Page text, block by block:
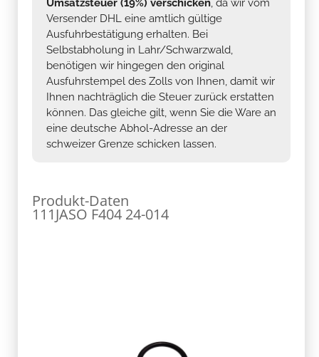
Umsatzsteuer (19%) verschicken, da wir vom
Versender DHL eine amtlich gültige
Ausfuhrbestätigung erhalten. Bei
Selbstabholung in Lahr/Schwarzwald,
benötigen wir hingegen den original
Ausfuhrstempel des Zolls von Ihnen, damit wir
Ihnen nachträglich die Steuer zurück erstatten
können. Das gleiche gilt, wenn Sie die Ware an
eine deutsche Abhol-Adresse an der
schweizer Grenze schicken lassen.
Produkt-Daten
111JASO F404 24-014